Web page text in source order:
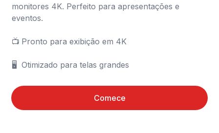
monitores 4K. Perfeito para apresentações e
eventos.
📺	Pronto para exibição em 4K
🖥️	Otimizado para telas grandes
Comece